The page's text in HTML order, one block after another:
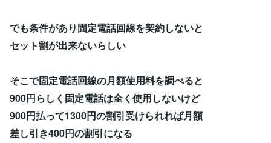
でも条件があり固定電話回線を契約しないと
セット割が出来ないらしい
そこで固定電話回線の月額使用料を調べると
900円らしく固定電話は全く使用しないけど
900円払って1300円の割引受けられれば月額
差し引き400円の割引になる